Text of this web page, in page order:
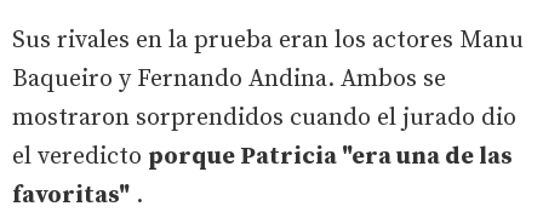
Sus rivales en la prueba eran los actores Manu
Baqueiro y Fernando Andina. Ambos se
mostraron sorprendidos cuando el jurado dio
el veredicto porque Patricia "era una de las
favoritas" .